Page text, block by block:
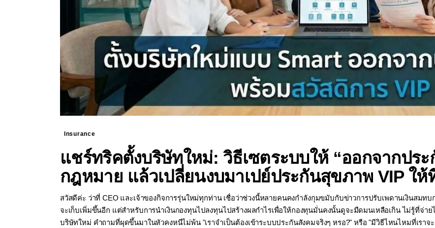
Insurance
แชร์ทริคตั้งบริษัทใหม่: วิธีเซตระบบให้ “ออกจากปร
กฎหมาย แล้วเปลี่ยนงบมาเปย์ประกันสุขภาพ VIP ให้
สวัสดีค่ะ ว่าที่ CEO และเจ้าของกิจการรุ่นใหม่ทุกท่าน เชื่อว่าช่วงนี้หลายคนคงกำลังกุมขมับกับข่าวการปรับเพดานเงินสม
จะเก็บเพิ่มขึ้นอีก แต่สำหรับการนำเงินกองทุนไปลงทุนไปสร้างผลกำไรเพื่อให้กองทุนมั่นคงนั้นดูจะมืดมนเหลือเกิน ไม่รู้ที่จ่า
บริษัทใหม่ คำถามที่ผุดขึ้นมาในหัวคงหนีไม่พ้น "เราจำเป็นต้องเข้าระบบประกันสังคมจริงๆ หรอ?" หรือ "มีวิธีไหนไหมที่เรา